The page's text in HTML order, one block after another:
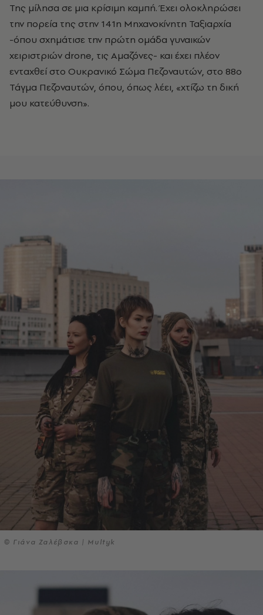
Της μίλησα σε μια κρίσιμη καμπή. Έχει ολοκληρώσει
την πορεία της στην 141η Μηχανοκίνητη Ταξιαρχία
-όπου σχημάτισε την πρώτη ομάδα γυναικών
χειριστριών drone, τις Αμαζόνες- και έχει πλέον
ενταχθεί στο Ουκρανικό Σώμα Πεζοναυτών, στο 88ο
Τάγμα Πεζοναυτών, όπου, όπως λέει, «χτίζω τη δική
μου κατεύθυνση».
© Γιάνα Ζαλέβσκα | Multyk